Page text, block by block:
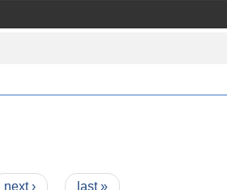
next › last »